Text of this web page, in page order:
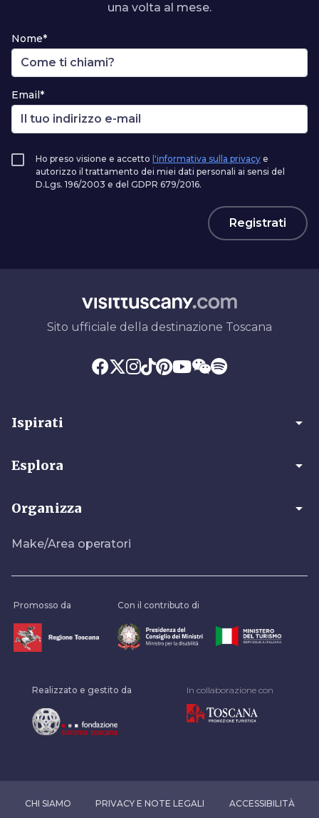
una volta al mese.
Nome*
Email*
Ho preso visione e accetto l'informativa sulla privacy e
autorizzo il trattamento dei miei dati personali ai sensi del
D.Lgs. 196/2003 e del GDPR 679/2016.
Registrati
Sito ufficiale della destinazione Toscana
Ispirati arrow_drop_down
Esplora arrow_drop_down
Organizza arrow_drop_down
Make/Area operatori
Promosso da Con il contributo di
Realizzato e gestito da In collaborazione con
CHI SIAMO PRIVACY E NOTE LEGALI ACCESSIBILITÀ